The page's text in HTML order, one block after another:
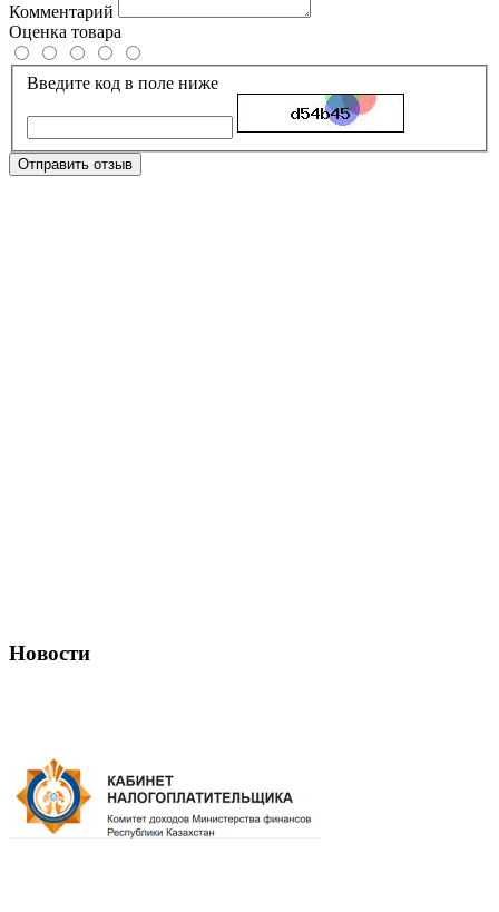
Комментарий
Оценка товара
Введите код в поле ниже
Отправить отзыв
Новости